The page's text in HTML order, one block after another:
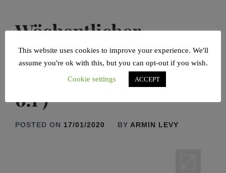
Wöchentlicher
Toraabschnitt |
Schmot ( Exodus 1:1–
6:1 )
POSTED ON 17/01/2020 BY ARMIN LEVY
This website uses cookies to improve your experience. We'll
assume you're ok with this, but you can opt-out if you wish.
Cookie settings
ACCEPT